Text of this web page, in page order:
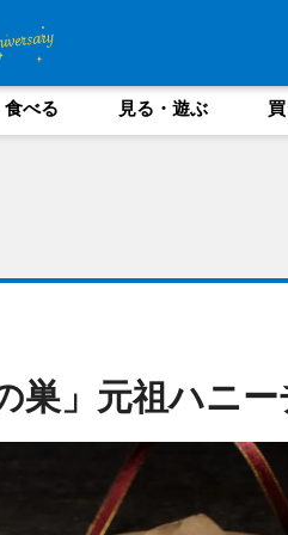
食べる 見る・遊ぶ
巣」元祖ハニ